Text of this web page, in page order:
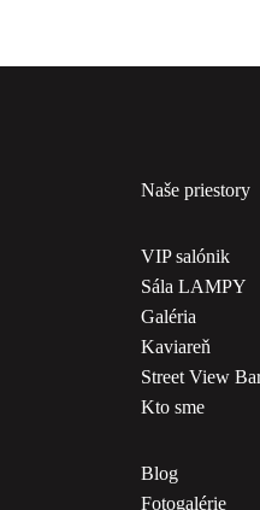
Naše priestory
VIP salónik
Sála LAMPY
Galéria
Kaviareň
Street View
Kto sme
Blog
Fotogalérie